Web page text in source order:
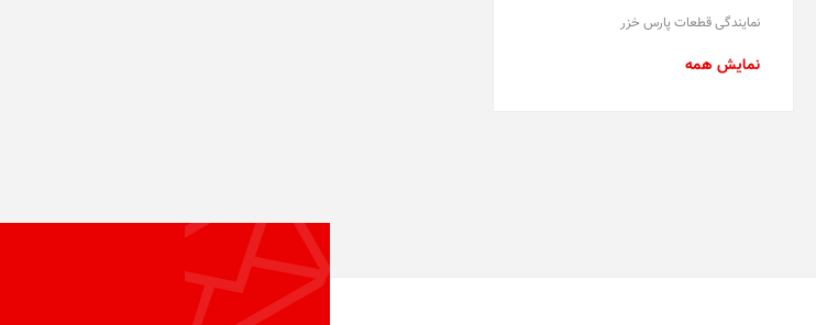
نمایندگی قطعات پارس خزر
نمایش همه